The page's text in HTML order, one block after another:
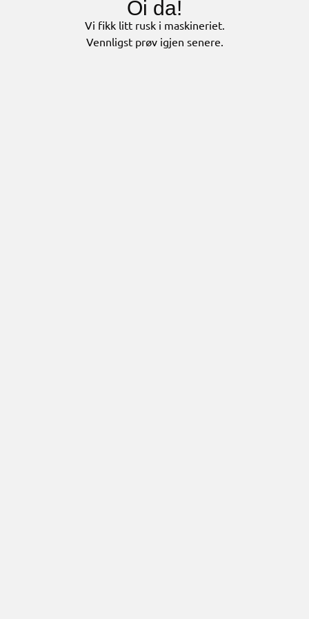
Oi da!
Vi fikk litt rusk i maskineriet.
Vennligst prøv igjen senere.